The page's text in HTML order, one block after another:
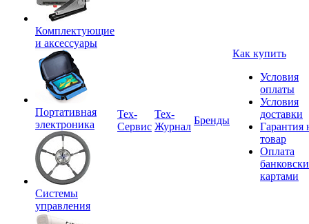
Комплектующие
и аксессуары
Портативная
электроника
Системы
управления
Tex-
Сервис
Тех-
Журнал
Бренды
Как купить
Условия
оплаты
Условия
доставки
Гарантия
товар
Оплата
картами